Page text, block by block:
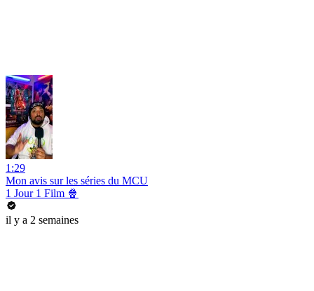
1:29
Mon avis sur les séries du MCU
1 Jour 1 Film 🍿
il y a 2 semaines